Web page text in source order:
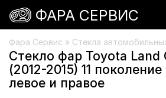
Фара Сервис » Стекла
Стекло фар Toyota Land
(2012-2015) 11
левое и правое
ФАРА СЕРВИС